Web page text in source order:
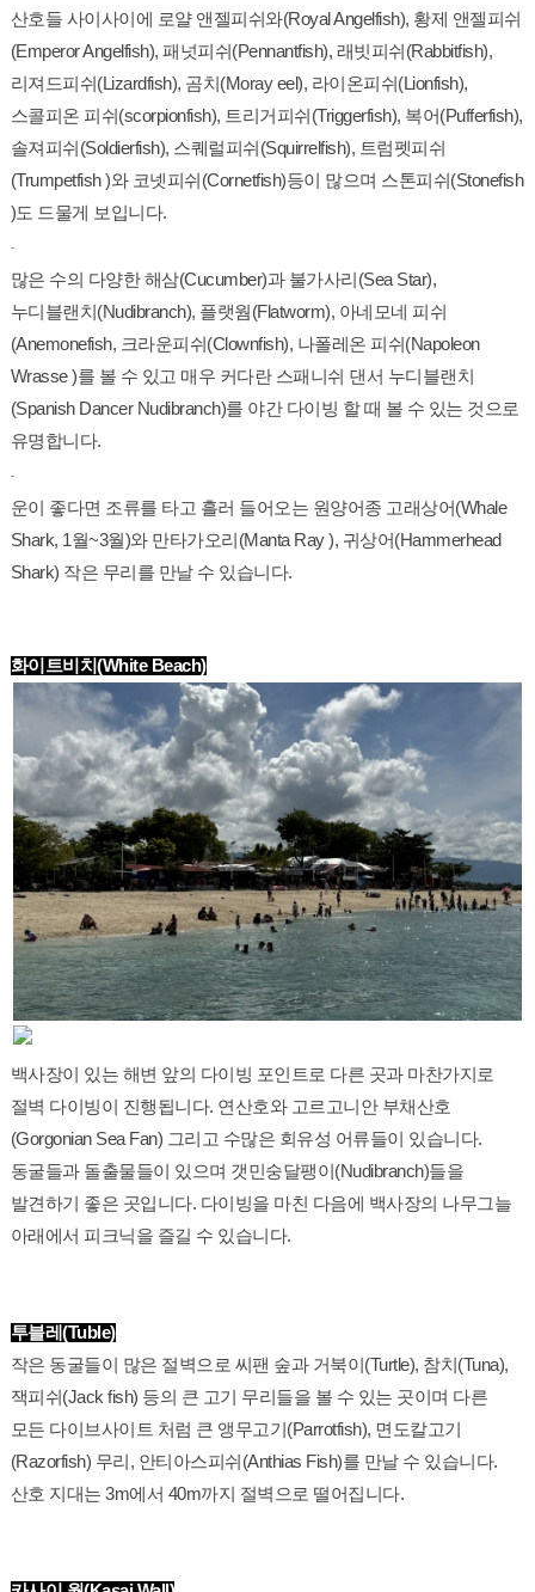
산호들 사이사이에 로얄 앤젤피쉬와(Royal Angelfish), 황제 앤젤피쉬
(Emperor Angelfish), 패넛피쉬(Pennantfish), 래빗피쉬(Rabbitfish),
리져드피쉬(Lizardfish), 곰치(Moray eel), 라이온피쉬(Lionfish),
스콜피온 피쉬(scorpionfish), 트리거피쉬(Triggerfish), 복어(Pufferfish),
솔져피쉬(Soldierfish), 스퀘럴피쉬(Squirrelfish), 트럼펫피쉬
(Trumpetfish )와 코넷피쉬(Cornetfish)등이 많으며 스톤피쉬(Stonefish
)도 드물게 보입니다.
-
많은 수의 다양한 해삼(Cucumber)과 불가사리(Sea Star),
누디블랜치(Nudibranch), 플랫웜(Flatworm), 아네모네 피쉬
(Anemonefish, 크라운피쉬(Clownfish), 나폴레온 피쉬(Napoleon
Wrasse )를 볼 수 있고 매우 커다란 스패니쉬 댄서 누디블랜치
(Spanish Dancer Nudibranch)를 야간 다이빙 할 때 볼 수 있는 것으로
유명합니다.
-
운이 좋다면 조류를 타고 흘러 들어오는 원양어종 고래상어(Whale
Shark, 1월~3월)와 만타가오리(Manta Ray ), 귀상어(Hammerhead
Shark) 작은 무리를 만날 수 있습니다.
화이트비치(White Beach)
백사장이 있는 해변 앞의 다이빙 포인트로 다른 곳과 마찬가지로
절벽 다이빙이 진행됩니다. 연산호와 고르고니안 부채산호
(Gorgonian Sea Fan) 그리고 수많은 회유성 어류들이 있습니다.
동굴들과 돌출물들이 있으며 갯민숭달팽이(Nudibranch)들을
발견하기 좋은 곳입니다. 다이빙을 마친 다음에 백사장의 나무그늘
아래에서 피크닉을 즐길 수 있습니다.
투블레(Tuble)
작은 동굴들이 많은 절벽으로 씨팬 숲과 거북이(Turtle), 참치(Tuna),
잭피쉬(Jack fish) 등의 큰 고기 무리들을 볼 수 있는 곳이며 다른
모든 다이브사이트 처럼 큰 앵무고기(Parrotfish), 면도칼고기
(Razorfish) 무리, 안티아스피쉬(Anthias Fish)를 만날 수 있습니다.
산호 지대는 3m에서 40m까지 절벽으로 떨어집니다.